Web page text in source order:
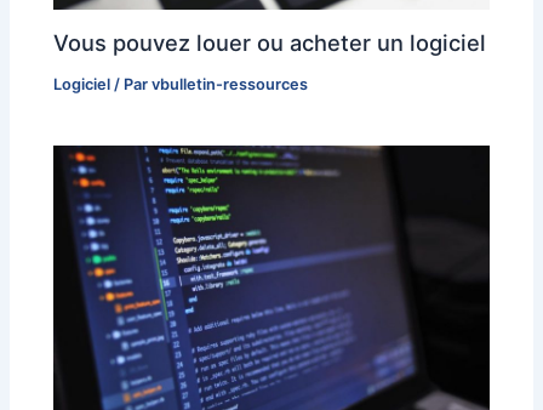
Vous pouvez louer ou acheter un logiciel
Logiciel / Parvbulletin-ressources